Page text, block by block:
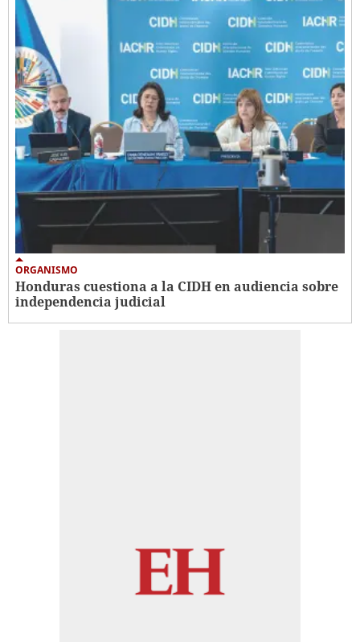
ORGANISMO
Honduras cuestiona a la CIDH en audiencia sobre
independencia judicial